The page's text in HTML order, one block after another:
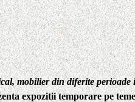
mobilier din diferite perioade
expozitii temporare pe